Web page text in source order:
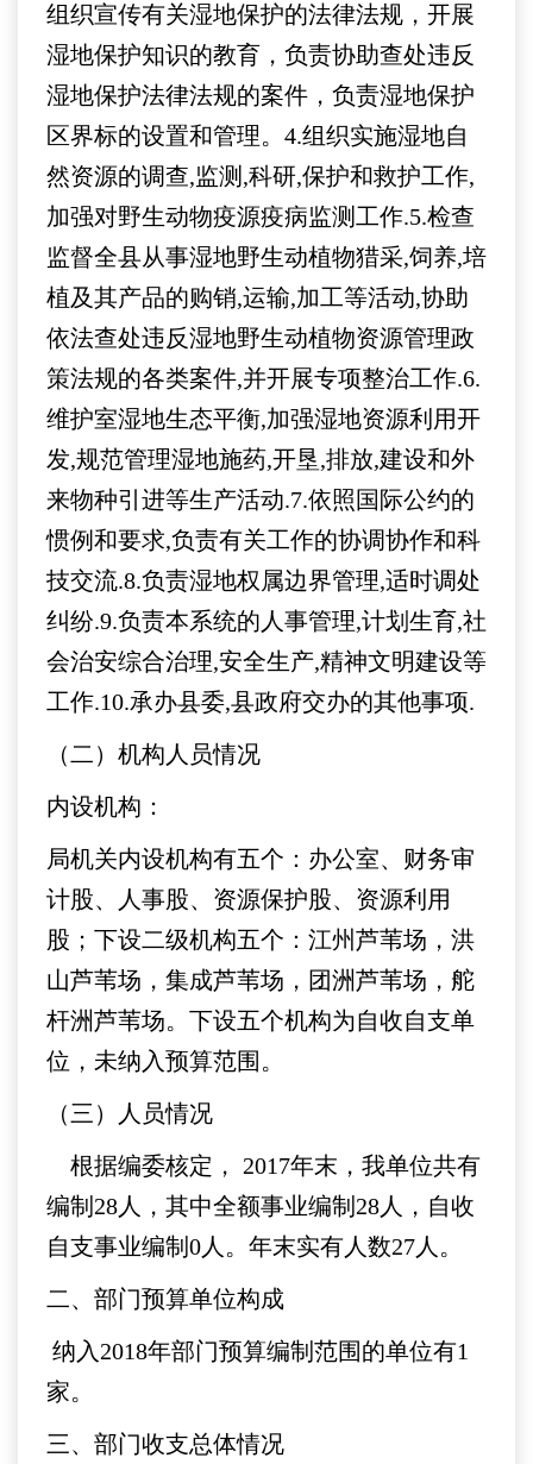
组织宣传有关湿地保护的法律法规，开展
湿地保护知识的教育，负责协助查处违反
湿地保护法律法规的案件，负责湿地保护
区界标的设置和管理。4.组织实施湿地自
然资源的调查,监测,科研,保护和救护工作,
加强对野生动物疫源疫病监测工作.5.检查
监督全县从事湿地野生动植物猎采,饲养,培
植及其产品的购销,运输,加工等活动,协助
依法查处违反湿地野生动植物资源管理政
策法规的各类案件,并开展专项整治工作.6.
维护室湿地生态平衡,加强湿地资源利用开
发,规范管理湿地施药,开垦,排放,建设和外
来物种引进等生产活动.7.依照国际公约的
惯例和要求,负责有关工作的协调协作和科
技交流.8.负责湿地权属边界管理,适时调处
纠纷.9.负责本系统的人事管理,计划生育,社
会治安综合治理,安全生产,精神文明建设等
工作.10.承办县委,县政府交办的其他事项.
（二）机构人员情况
内设机构：
局机关内设机构有五个：办公室、财务审
计股、人事股、资源保护股、资源利用
股；下设二级机构五个：江州芦苇场，洪
山芦苇场，集成芦苇场，团洲芦苇场，舵
杆洲芦苇场。下设五个机构为自收自支单
位，未纳入预算范围。
（三）人员情况
根据编委核定， 2017年末，我单位共有
编制28人，其中全额事业编制28人，自收
自支事业编制0人。年末实有人数27人。
二、部门预算单位构成
纳入2018年部门预算编制范围的单位有1
家。
三、部门收支总体情况